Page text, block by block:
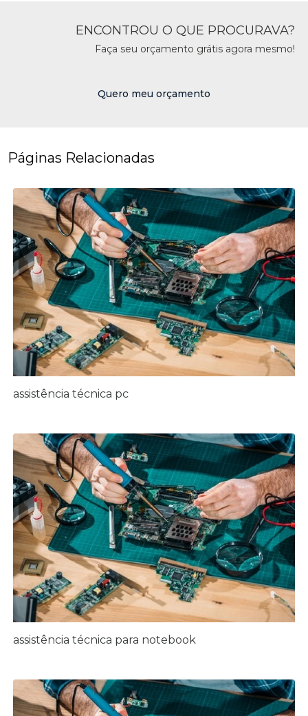
ENCONTROU O QUE PROCURAVA?
Faça seu orçamento grátis agora mesmo!
Quero meu orçamento
Páginas Relacionadas
assistência técnica pc
assistência técnica para notebook